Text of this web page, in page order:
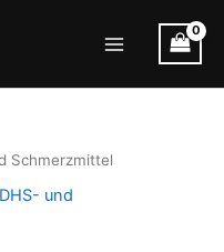
Schmerzmittel
und